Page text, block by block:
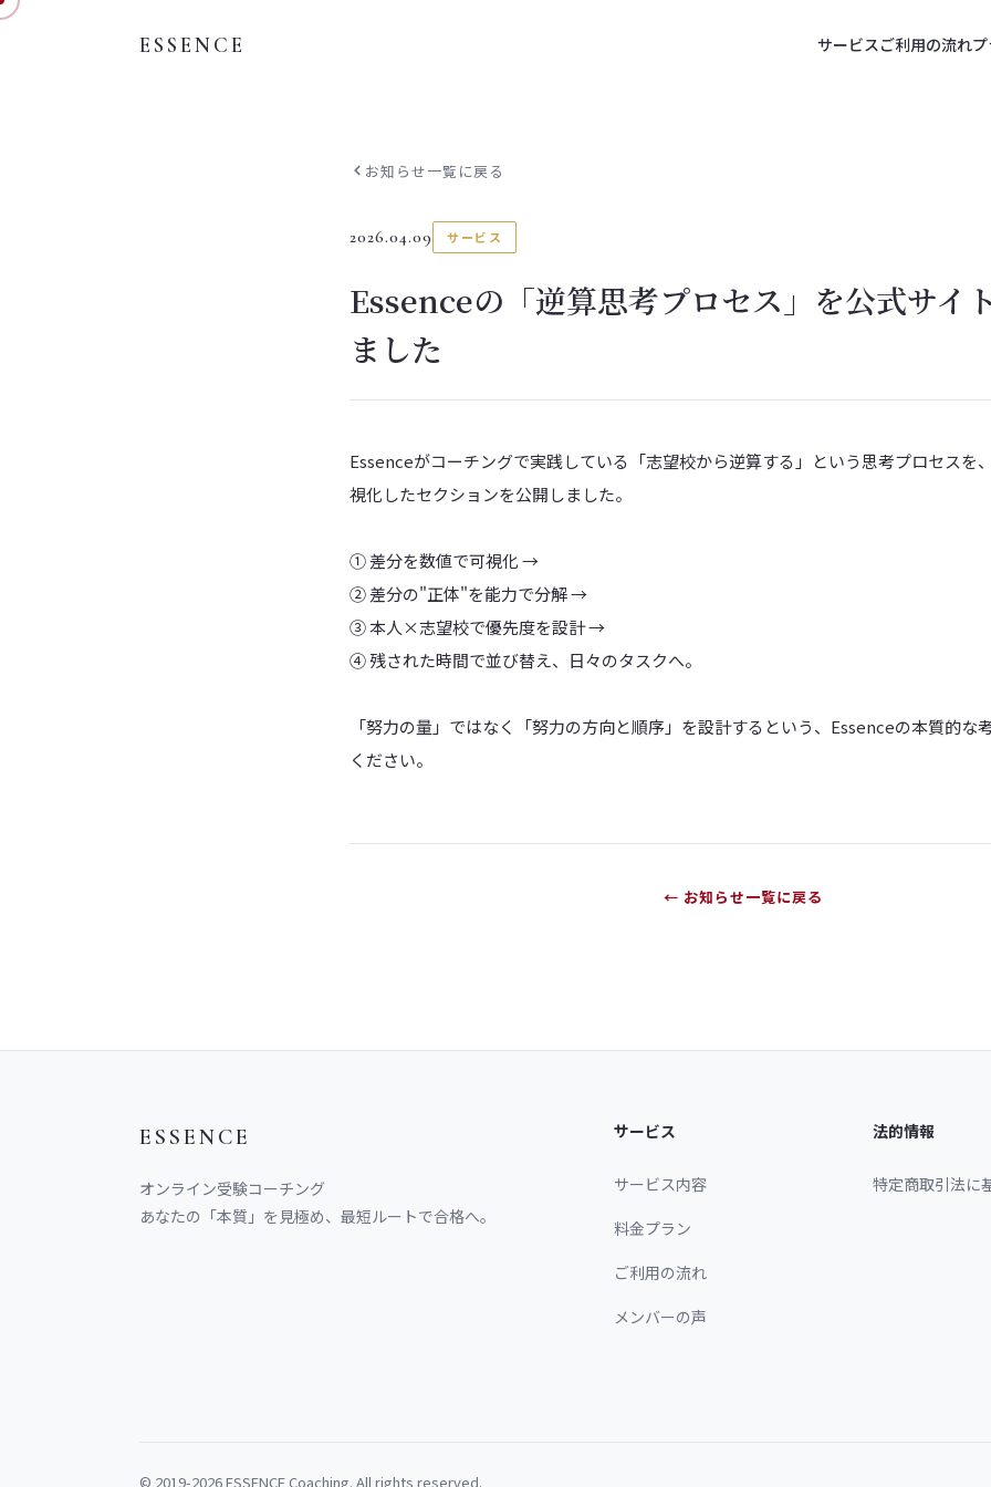
ESSENCE サービスご利用の流れ
お知らせ一覧に戻る
2026.04.09 サービス
Essenceの「逆算思考プロセス」を公式サイ
ました
Essenceがコーチングで実践している「志望校から逆算する」という思考プロセスを
視化したセクションを公開しました。
① 差分を数値で可視化 →
② 差分の"正体"を能力で分解 →
③ 本人×志望校で優先度を設計 →
④ 残された時間で並び替え、日々のタスクへ。
「努力の量」ではなく「努力の方向と順序」を設計するという、Essenceの本質的な
ください。
← お知らせ一覧に戻る
ESSENCE
オンライン受験コーチング
あなたの「本質」を見極め、最短ルートで合格へ。
サービス
サービス内容
料金プラン
ご利用の流れ
メンバーの声
法的情報
特定商取引法に
© 2019-2026 ESSENCE Coaching. All rights reserved.